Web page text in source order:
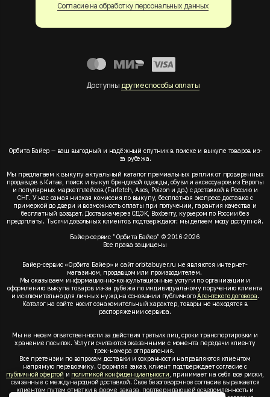
Согласие на обработку персональных данных
Доступны другие способы оплаты
Орбита Байер — ваш выгодный и надёжный спутник в поиске и выкупе товаров из-
за рубежа.
Мы предлагаем к выкупу актуальный каталог премиальных реплик от проверенных
продавцов в Китае, поиск и выкуп брендовой одежды, обуви и аксессуаров из Европы
и популярных маркетплейсов (Farfetch, Asos, Poizon и др.) с доставкой в Россию и
СНГ. У нас самая низкая комиссия по выкупу, бесплатная экспресс доставка с
примеркой до двери и возможность оплаты при получении, гарантия качества и
бесплатный возврат. Доставка через СДЭК, Boxberry, курьером по России без
предоплаты. Тысячи довольных клиентов подтверждают: мы делаем моду доступной.
Байер-сервис "Орбита Байер" © 2016-2026
Все права защищены
Байер-сервис «Орбита Байер» и сайт orbitabuyer.ru не являются интернет-
магазином, продавцом или производителем.
Мы оказываем информационно-консультационные услуги по организации и
оформлению выкупа товаров из-за рубежа по индивидуальному поручению клиента
и исключительно для личных нужд на основании публичногоАгентского договора.
Каталог на сайте носит ознакомительный характер, товары не находятся в
распоряжении сервиса.
Мы не несем ответственности за действия третьих лиц, сроки транспортировки и
хранение посылок. Услуги считаются оказанными с момента передачи клиенту
трек-номера отправления.
Все претензии по вопросам доставки и сохранности направляются клиентом
напрямую перевозчику. Оформляя заказ, клиент подтверждает согласие с
публичной офертой и политикой конфиденциальности , принимает на себя все риски,
связанные с международной доставкой. Свое безоговорочное согласие выражается
клиентом путем отметки в форме заказа, подтверждающей осведомленность и